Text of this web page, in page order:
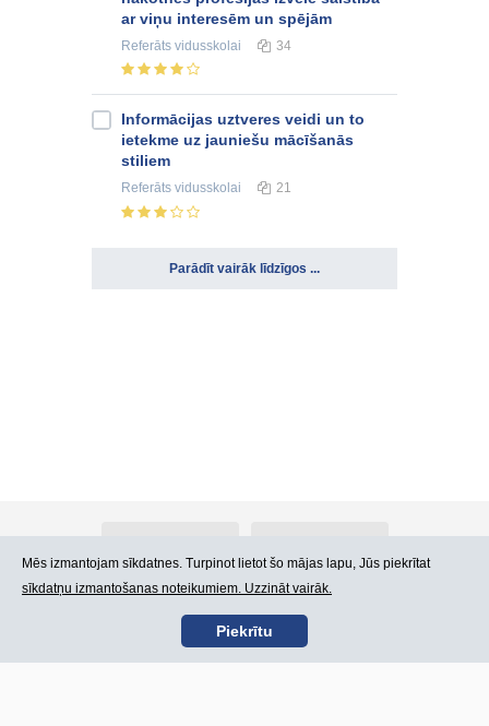
ar viņu interesēm un spējām
Referāts vidusskolai 34
Informācijas uztveres veidi un to
ietekme uz jauniešu mācīšanās
stiliem
Referāts vidusskolai 21
Parādīt vairāk līdzīgos ...
Kontakti Lietošanas noteikumi
Mēs izmantojam sīkdatnes. Turpinot lietot šo mājas lapu, Jūs piekrītat
sīkdatņu izmantošanas noteikumiem. Uzzināt vairāk.
Piekrītu